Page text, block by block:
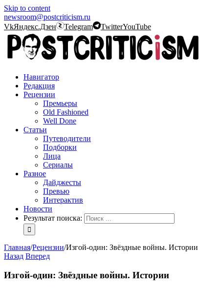
Skip to content
newsroom@postcriticism.ru
VkЯндекс.Дзен Telegram TwitterYouTube
Навигатор
Редакция
Рецензии
Премьеры
Old Fashioned
Well Done
Статьи
Путеводители
Подборки
Лица
Сериалы
Разное
Дайджесты
Превью
Интерактив
Новости
Результат поиска:
Главная/Рецензии/Изгой-один: Звёздные войны. Истории
Назад Вперед
Изгой-один: Звёздные войны. Истории